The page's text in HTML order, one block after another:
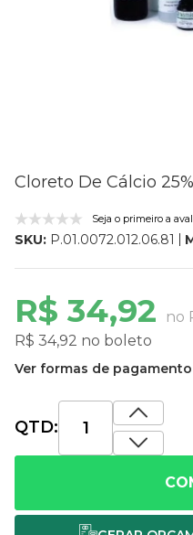
Cloreto De Cálcio 25%
Seja o primeiro a
SKU: P.01.0072.012.06.81
R$ 34,92
no
R$ 34,92 no boleto
Ver formas de pagamento
QTD: